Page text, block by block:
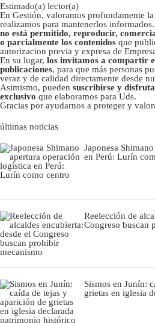
Estimado(a) lector(a)
En Gestión, valoramos profundamente
realizamos para mantenerlos informados.
no está permitido, reproducir,
o parcialmente los contenidos que
autorizacion previa y expresa de
En su lugar, los invitamos a compartir
publicaciones, para que más personas
veraz y de calidad directamente desde
Asimismo, pueden suscribirse y
exclusivo que elaboramos para Uds.
Gracias por ayudarnos a proteger y
últimas noticias
Japonesa
en Perú: Lurín
Reelección de
Congreso buscan
Sismos en Junín:
grietas en iglesia